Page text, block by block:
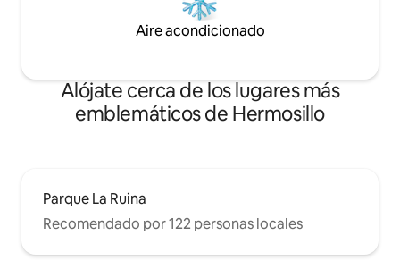
Aire acondicionado
Alójate cerca de los lugares más
emblemáticos de Hermosillo
Parque La Ruina
Recomendado por 122 personas locales